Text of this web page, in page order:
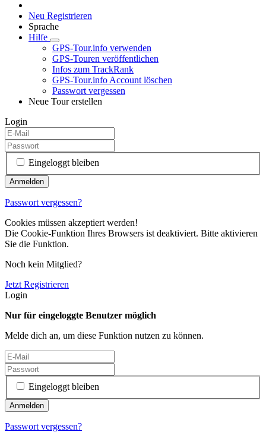
Neu Registrieren
Sprache
Hilfe
GPS-Tour.info verwenden
GPS-Touren veröffentlichen
Infos zum TrackRank
GPS-Tour.info Account löschen
Passwort vergessen
Neue Tour erstellen
Login
Eingeloggt bleiben
Passwort vergessen?
Cookies müssen akzeptiert werden!
Die Cookie-Funktion Ihres Browsers ist deaktiviert. Bitte aktivieren
Sie die Funktion.
Noch kein Mitglied?
Jetzt Registrieren
Login
Nur für eingeloggte Benutzer möglich
Melde dich an, um diese Funktion nutzen zu können.
Eingeloggt bleiben
Passwort vergessen?